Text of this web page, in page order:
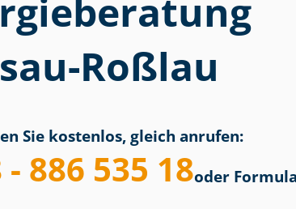
Roßlau
Sie kostenlos, gleich anrufen:
- 886 535 18oder